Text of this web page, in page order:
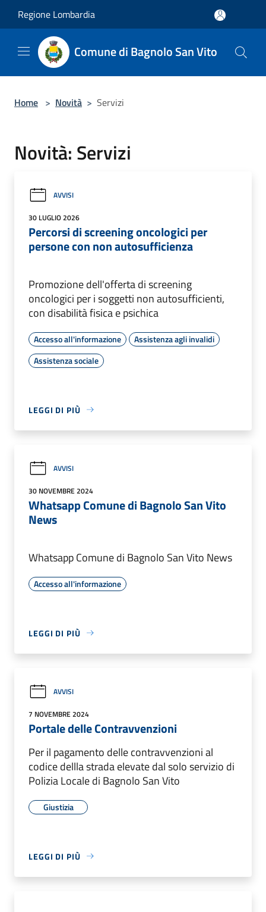
Regione Lombardia
Comune di Bagnolo San Vito
Home > Novità > Servizi
Novità: Servizi
AVVISI
30 LUGLIO 2026
Percorsi di screening oncologici per
persone con non autosufficienza
Promozione dell'offerta di screening
oncologici per i soggetti non autosufficienti,
con disabilità fisica e psichica
Accesso all'informazione
Assistenza agli invalidi
Assistenza sociale
LEGGI DI PIÙ
AVVISI
30 NOVEMBRE 2024
Whatsapp Comune di Bagnolo San Vito
News
Whatsapp Comune di Bagnolo San Vito News
Accesso all'informazione
LEGGI DI PIÙ
AVVISI
7 NOVEMBRE 2024
Portale delle Contravvenzioni
Per il pagamento delle contravvenzioni al
codice dellla strada elevate dal solo servizio di
Polizia Locale di Bagnolo San Vito
Giustizia
LEGGI DI PIÙ